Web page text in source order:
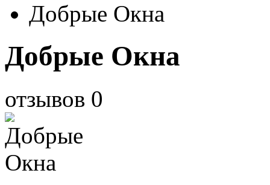
Добрые Окна
Добрые Окна
отзывов 0